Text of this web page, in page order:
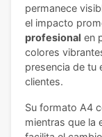
permanece
el impacto
profesional en
colores
presencia de tu
clientes.
Su formato A4
mientras que la